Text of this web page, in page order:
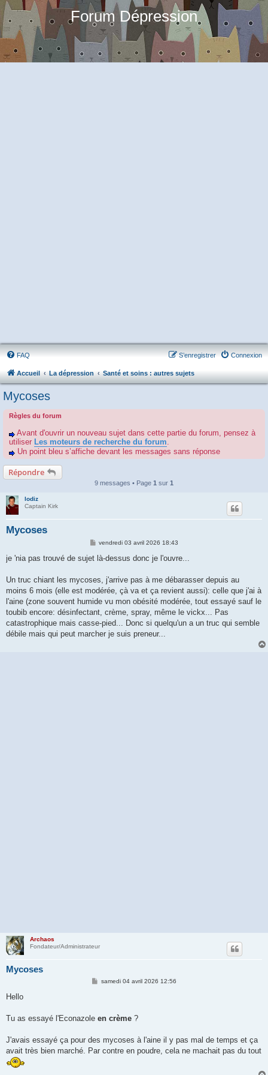
Forum Dépression
FAQ Connexion
S’enregistrer
Accueil La dépression Santé et soins : autres sujets
Mycoses
Règles du forum
Avant d'ouvrir un nouveau sujet dans cette partie du forum, pensez à
utiliser Les moteurs de recherche du forum.
Un point bleu s’affiche devant les messages sans réponse
Répondre
9 messages • Page 1 sur 1
lodiz
Captain Kirk
Mycoses
M
s
g
vendredi 03 avril 2026 18:43
je 'nia pas trouvé de sujet là-dessus donc je l'ouvre...
Un truc chiant les mycoses, j'arrive pas à me débarasser depuis au
moins 6 mois (elle est modérée, çà va et ça revient aussi): celle que j'ai à
l'aine (zone souvent humide vu mon obésité modérée, tout essayé sauf le
toubib encore: désinfectant, crème, spray, même le vickx... Pas
catastrophique mais casse-pied... Donc si quelqu'un a un truc qui semble
débile mais qui peut marcher je suis preneur...
Archaos
Fondateur/Administrateur
Mycoses
M
g
samedi 04 avril 2026 12:56
Hello
Tu as essayé l'Econazole en crème ?
J'avais essayé ça pour des mycoses à l'aine il y pas mal de temps et ça
avait très bien marché. Par contre en poudre, cela ne machait pas du tout